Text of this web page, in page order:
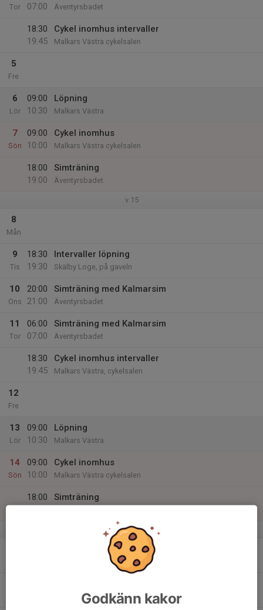
Tor
07:00
Äventyrsbadet
18:30
19:45
Cykel inomhus intervaller
Malkars Västra cykelsalen
5
Fre
6
Lör
09:00
10:30
Löpning
Malkars Västra
7
Sön
09:00
10:00
Cykel inomhus
Malkars Västra cykelsalen
18:00
19:00
Simträning
Äventyrsbadet
v.15
8
Mån
9
Tis
18:30
19:30
Intervaller löpning
Skälby Loge, på gaveln
10
Ons
20:00
21:00
Simträning med Kalmarsim
Äventyrsbadet
11
Tor
06:00
07:00
Simträning med Kalmarsim
Äventyrsbadet
18:30
19:45
Cykel inomhus intervaller
Malkars Västra, cykelsalen
12
Fre
13
Lör
09:00
10:30
Löpning
Malkars Västra
14
Sön
09:00
10:00
Cykel inomhus
Malkars Västra cykelsalen
18:00
Simträning
v.16
Kompiskväll på Sporthörnan
Skälby Loge, på gaveln
Godkänn kakor